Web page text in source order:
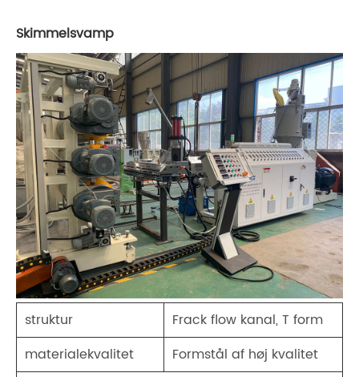
Skimmelsvamp
struktur
Frack flow kanal, T form
materialekvalitet
Formstål af høj kvalitet